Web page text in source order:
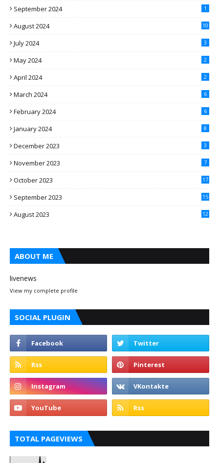
September 2024 1
August 2024 10
July 2024 3
May 2024 2
April 2024 2
March 2024 6
February 2024 6
January 2024 8
December 2023 3
November 2023 7
October 2023 17
September 2023 15
August 2023 12
ABOUT ME
livenews
View my complete profile
SOCIAL PLUGIN
TOTAL PAGEVIEWS